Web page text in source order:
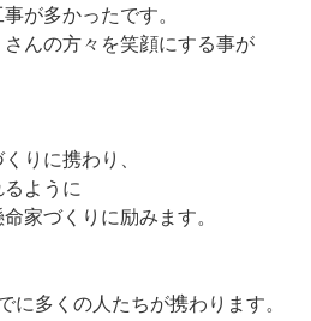
が多かったです。
んの方々を笑顔にする事が
りに携わり、
ように
家づくりに励みます。
に多くの人たちが携わります。